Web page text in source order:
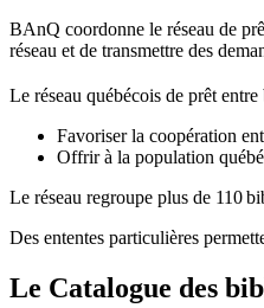
BAnQ coordonne le réseau de
réseau et de transmettre des
Le réseau québécois de prêt
Favoriser la coopération
Offrir à la population
Le réseau regroupe plus de 110
Des ententes particulières
Le Catalogue des